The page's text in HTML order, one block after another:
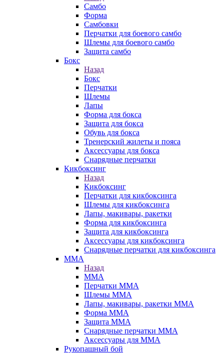
Самбо
Форма
Самбовки
Перчатки для боевого самбо
Шлемы для боевого самбо
Защита самбо
Бокс
Назад
Бокс
Перчатки
Шлемы
Лапы
Форма для бокса
Защита для бокса
Обувь для бокса
Тренерский жилеты и пояса
Аксессуары для бокса
Снарядные перчатки
Кикбоксинг
Назад
Кикбоксинг
Перчатки для кикбоксинга
Шлемы для кикбоксинга
Лапы, макивары, ракетки
Форма для кикбоксинга
Защита для кикбоксинга
Аксессуары для кикбоксинга
Снарядные перчатки для кикбоксинга
ММА
Назад
ММА
Перчатки ММА
Шлемы ММА
Лапы, макивары, ракетки ММА
Форма ММА
Защита ММА
Снарядные перчатки ММА
Аксессуары для ММА
Рукопашный бой